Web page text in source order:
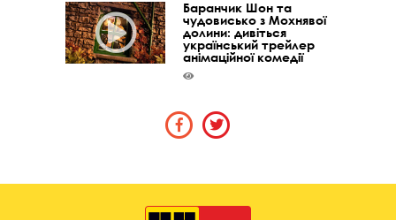
Баранчик Шон та
чудовисько з Мохнявої
долини: дивіться
український трейлер
анімаційної комедії